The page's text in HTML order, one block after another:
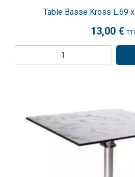
Table Basse Kross L.69
13,00 €